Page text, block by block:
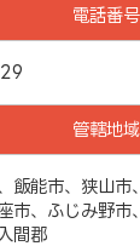
電話番号
管轄地域
飯能市、狭山市
市、ふじみ野市
間郡